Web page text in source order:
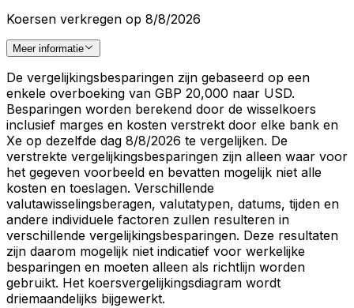
Koersen verkregen op 8/8/2026
Meer informatie
De vergelijkingsbesparingen zijn gebaseerd op een
enkele overboeking van GBP 20,000 naar USD.
Besparingen worden berekend door de wisselkoers
inclusief marges en kosten verstrekt door elke bank en
Xe op dezelfde dag 8/8/2026 te vergelijken. De
verstrekte vergelijkingsbesparingen zijn alleen waar voor
het gegeven voorbeeld en bevatten mogelijk niet alle
kosten en toeslagen. Verschillende
valutawisselingsberagen, valutatypen, datums, tijden en
andere individuele factoren zullen resulteren in
verschillende vergelijkingsbesparingen. Deze resultaten
zijn daarom mogelijk niet indicatief voor werkelijke
besparingen en moeten alleen als richtlijn worden
gebruikt. Het koersvergelijkingsdiagram wordt
driemaandelijks bijgewerkt.